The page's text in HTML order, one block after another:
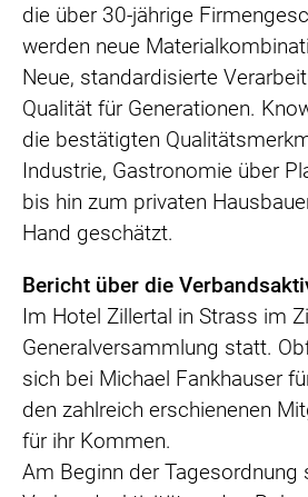
die über 30-jährige
werden neue
Neue, standardisierte
Qualität für Generationen.
die bestätigten
Industrie, Gastronomie über
bis hin zum privaten
Hand geschätzt.
Bericht über die
Im Hotel Zillertal in Strass im
Generalversammlung statt.
sich bei Michael Fankhauser
den zahlreich erschienenen
für ihr Kommen.
Am Beginn der